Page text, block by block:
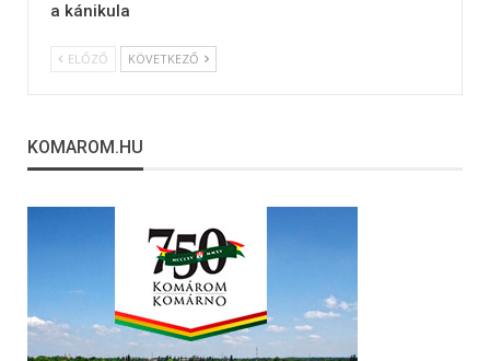
a kánikula
ELŐZŐ KÖVETKEZŐ
KOMAROM.HU